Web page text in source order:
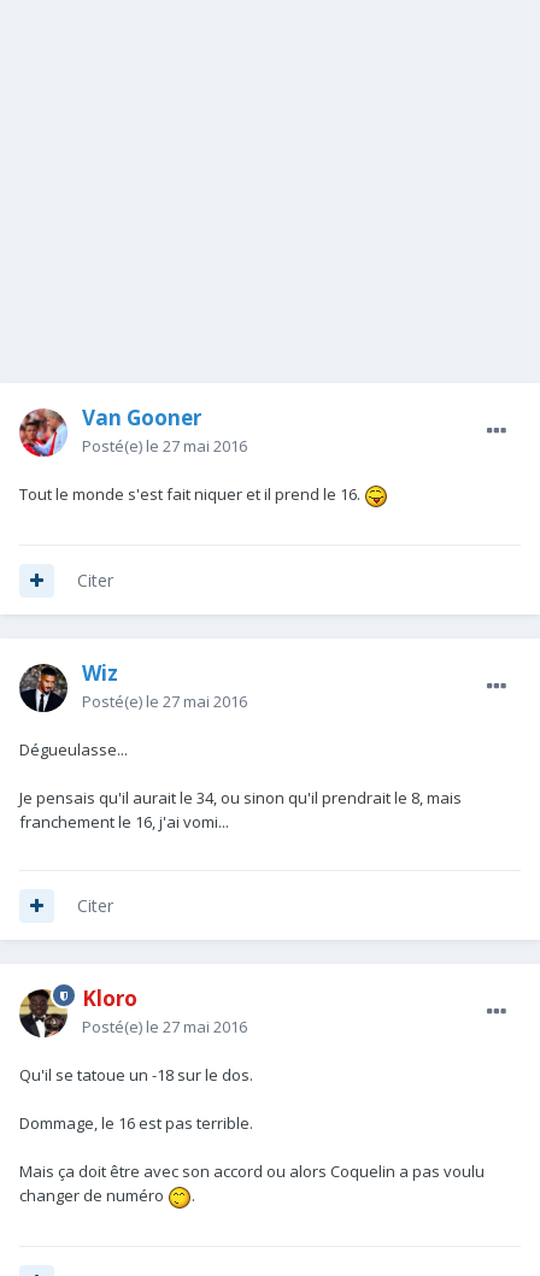
Van Gooner
Posté(e) le 27 mai 2016
Tout le monde s'est fait niquer et il prend le 16.
Citer
Wiz
Posté(e) le 27 mai 2016
Dégueulasse...
Je pensais qu'il aurait le 34, ou sinon qu'il prendrait le 8, mais
franchement le 16, j'ai vomi...
Citer
Kloro
Posté(e) le 27 mai 2016
Qu'il se tatoue un -18 sur le dos.
Dommage, le 16 est pas terrible.
Mais ça doit être avec son accord ou alors Coquelin a pas voulu
changer de numéro
.